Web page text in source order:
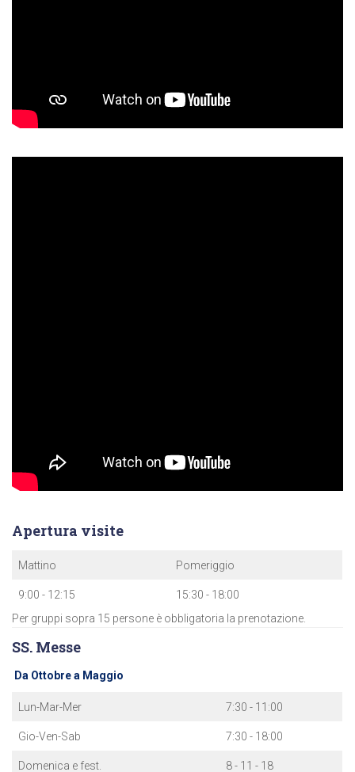
Apertura visite
Mattino Pomeriggio
9:00 - 12:15
15:30 - 18:00
Per gruppi sopra 15 persone è obbligatoria la prenotazione.
SS. Messe
Da Ottobre a Maggio
Lun-Mar-Mer 7:30 - 11:00
Gio-Ven-Sab 7:30 - 18:00
Domenica e fest. 8 - 11 - 18